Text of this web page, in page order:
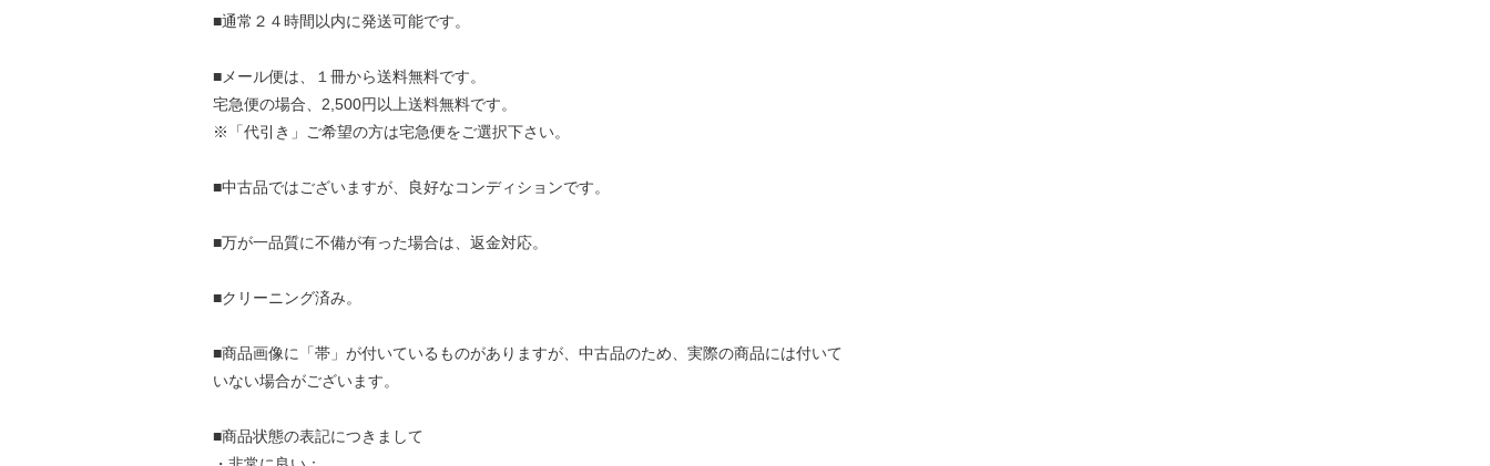
■通常２４時間以内に発送可能です。
■メール便は、１冊から送料無料です。
宅急便の場合、2,500円以上送料無料です。
※「代引き」ご希望の方は宅急便をご選択下さい。
■中古品ではございますが、良好なコンディションです。
■万が一品質に不備が有った場合は、返金対応。
■クリーニング済み。
■商品画像に「帯」が付いているものがありますが、中古品のため、実際の商品には付いて
いない場合がございます。
■商品状態の表記につきまして